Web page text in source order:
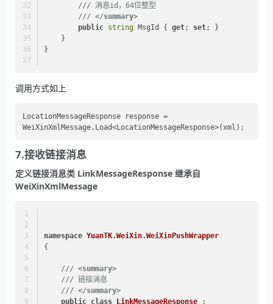
/// 消息id，64位整型
/// </summary>
public string MsgId { get; set; }
    }
}
调用方式如上
LocationMessageResponse response =
7.接收链接消息
定义链接消息类 LinkMessageResponse 继承自
WeiXinXmlMessage
namespace YuanTK.WeiXin.WeiXinPushWrapper
{
/// <summary>
/// 链接消息
/// </summary>
public class LinkMessageResponse